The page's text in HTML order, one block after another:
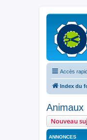
Accès
Index du
Animaux
Nouveau
ANNONCES